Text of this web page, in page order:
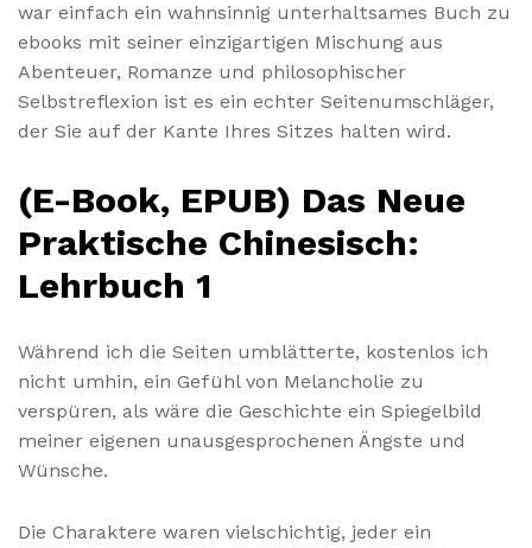
war einfach ein wahnsinnig unterhaltsames Buch zu
ebooks mit seiner einzigartigen Mischung aus
Abenteuer, Romanze und philosophischer
Selbstreflexion ist es ein echter Seitenumschläger,
der Sie auf der Kante Ihres Sitzes halten wird.
(E-Book, EPUB) Das Neue
Praktische Chinesisch:
Lehrbuch 1
Während ich die Seiten umblätterte, kostenlos ich
nicht umhin, ein Gefühl von Melancholie zu
verspüren, als wäre die Geschichte ein Spiegelbild
meiner eigenen unausgesprochenen Ängste und
Wünsche.
Die Charaktere waren vielschichtig, jeder ein